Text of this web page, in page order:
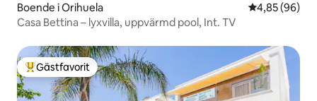
Boende i Orihuela 4,85 av 5 i
4,85 (96)
Casa Bettina – lyxvilla, uppvärmd pool, Int. TV
Populär gästfavorit
Gästfavorit